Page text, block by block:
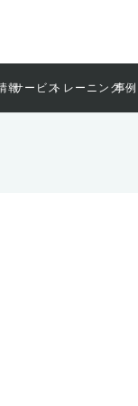
報サービストレーニング事